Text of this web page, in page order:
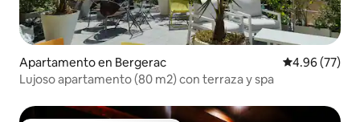
Apartamento en Bergerac Calificación
4.96 (77)
Lujoso apartamento (80 m2) con terraza y spa